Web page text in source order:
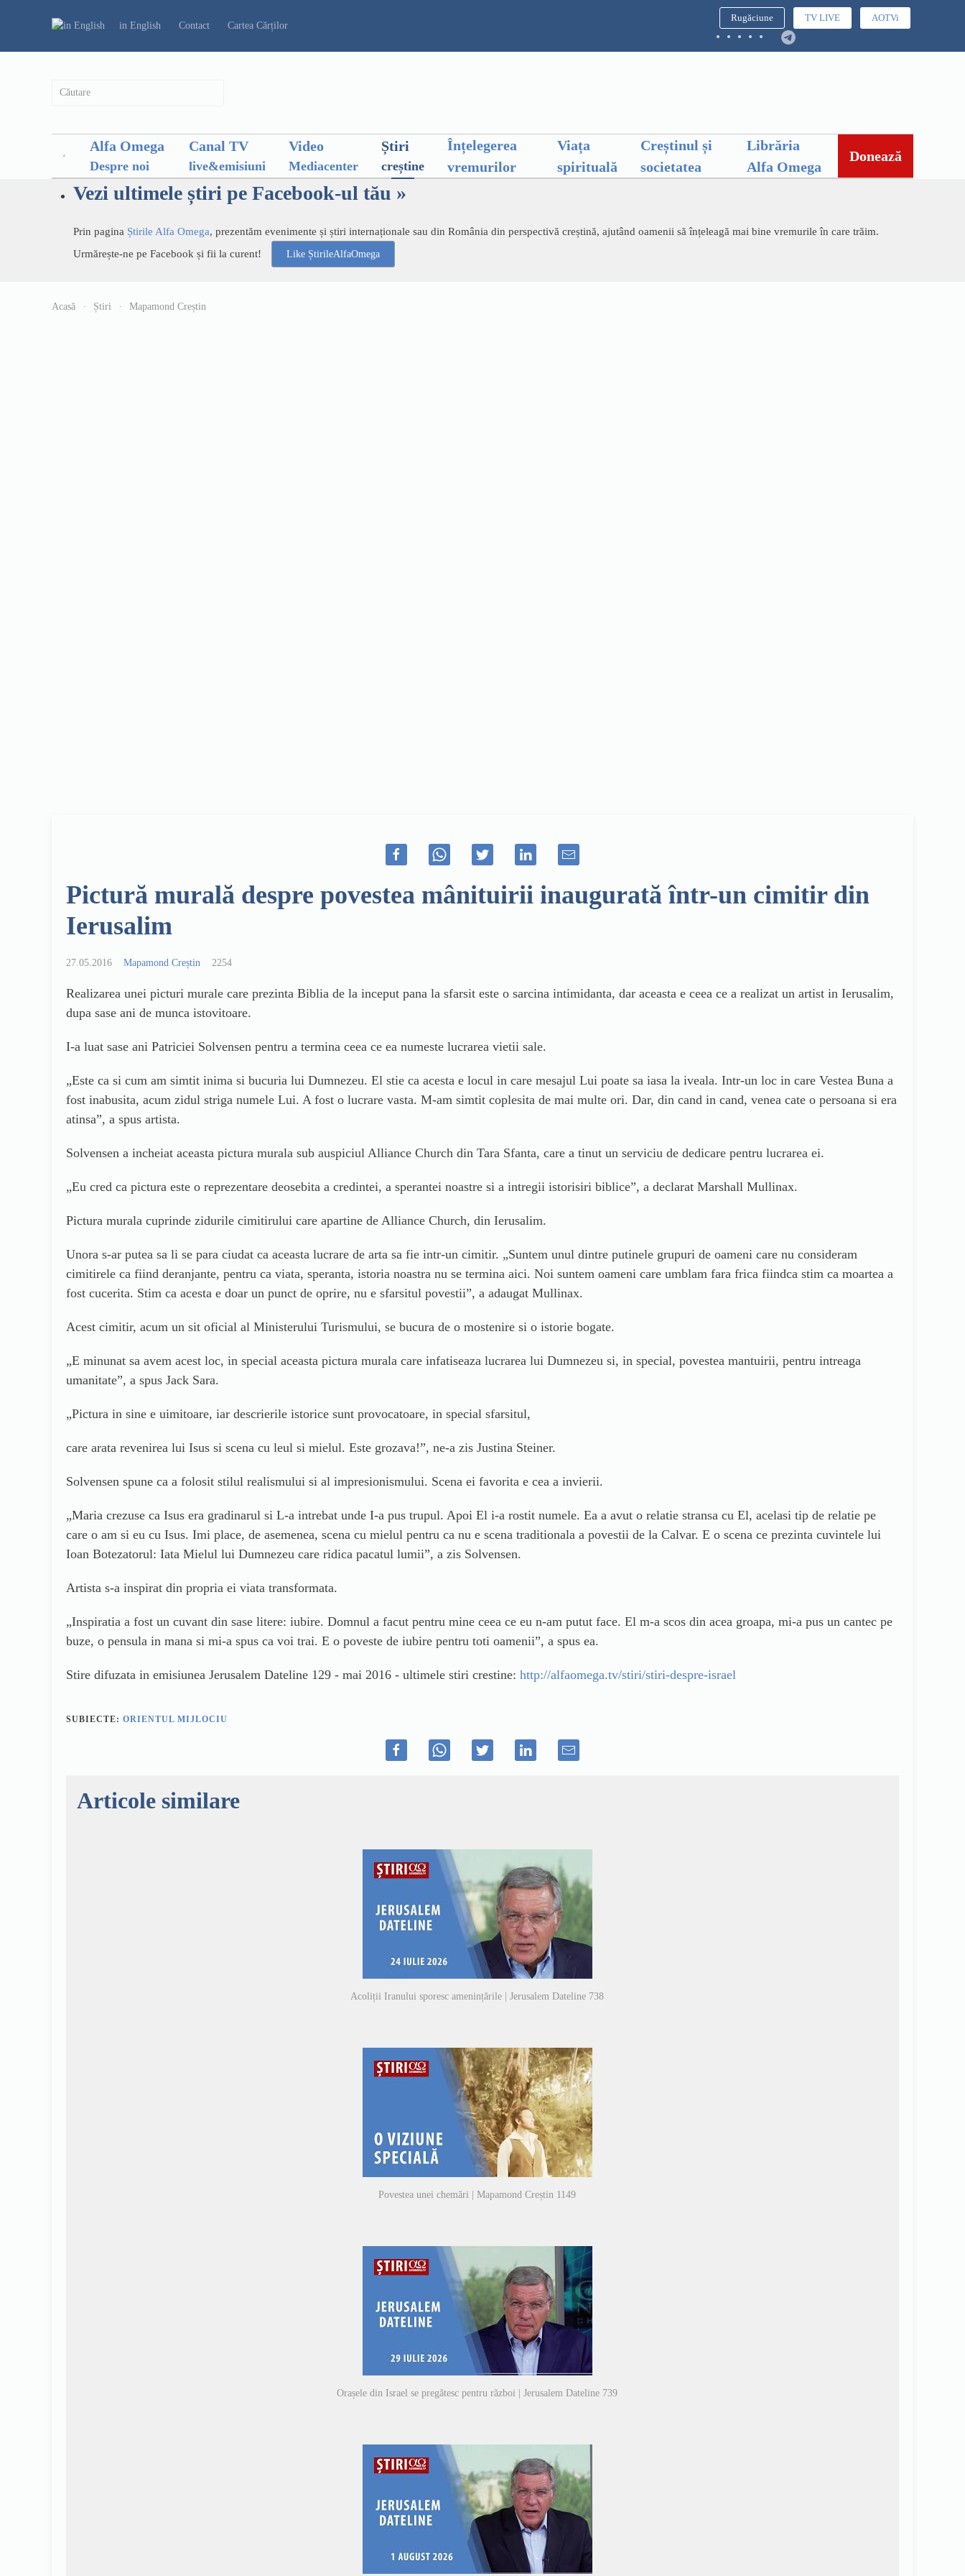
in English Contact Cartea Cărților
Rugăciune TV LIVE AOTVi
Alfa Omega
Despre noi
Canal TV
live&emisiuni
Video
Mediacenter
Știri
creștine
Înțelegerea
vremurilor
Viața
spirituală
Creștinul și
societatea
Librăria
Alfa Omega
Donează
Vezi ultimele știri pe Facebook-ul tău »
Prin pagina Știrile Alfa Omega, prezentăm evenimente și știri internaționale sau din România din perspectivă creștină, ajutând oamenii să înțeleagă mai bine vremurile în care trăim.
Urmărește-ne pe Facebook și fii la curent!
Like ȘtirileAlfaOmega
Acasă Știri Mapamond Creștin
Pictură murală despre povestea mânituirii inaugurată într-un cimitir din
Ierusalim
27.05.2016 Mapamond Creștin 2254
Realizarea unei picturi murale care prezinta Biblia de la inceput pana la sfarsit este o sarcina intimidanta, dar aceasta e ceea ce a realizat un artist in Ierusalim,
dupa sase ani de munca istovitoare.
I-a luat sase ani Patriciei Solvensen pentru a termina ceea ce ea numeste lucrarea vietii sale.
„Este ca si cum am simtit inima si bucuria lui Dumnezeu. El stie ca acesta e locul in care mesajul Lui poate sa iasa la iveala. Intr-un loc in care Vestea Buna a
fost inabusita, acum zidul striga numele Lui. A fost o lucrare vasta. M-am simtit coplesita de mai multe ori. Dar, din cand in cand, venea cate o persoana si era
atinsa”, a spus artista.
Solvensen a incheiat aceasta pictura murala sub auspiciul Alliance Church din Tara Sfanta, care a tinut un serviciu de dedicare pentru lucrarea ei.
„Eu cred ca pictura este o reprezentare deosebita a credintei, a sperantei noastre si a intregii istorisiri biblice”, a declarat Marshall Mullinax.
Pictura murala cuprinde zidurile cimitirului care apartine de Alliance Church, din Ierusalim.
Unora s-ar putea sa li se para ciudat ca aceasta lucrare de arta sa fie intr-un cimitir. „Suntem unul dintre putinele grupuri de oameni care nu consideram
cimitirele ca fiind deranjante, pentru ca viata, speranta, istoria noastra nu se termina aici. Noi suntem oameni care umblam fara frica fiindca stim ca moartea a
fost cucerita. Stim ca acesta e doar un punct de oprire, nu e sfarsitul povestii”, a adaugat Mullinax.
Acest cimitir, acum un sit oficial al Ministerului Turismului, se bucura de o mostenire si o istorie bogate.
„E minunat sa avem acest loc, in special aceasta pictura murala care infatiseaza lucrarea lui Dumnezeu si, in special, povestea mantuirii, pentru intreaga
umanitate”, a spus Jack Sara.
„Pictura in sine e uimitoare, iar descrierile istorice sunt provocatoare, in special sfarsitul,
care arata revenirea lui Isus si scena cu leul si mielul. Este grozava!”, ne-a zis Justina Steiner.
Solvensen spune ca a folosit stilul realismului si al impresionismului. Scena ei favorita e cea a invierii.
„Maria crezuse ca Isus era gradinarul si L-a intrebat unde I-a pus trupul. Apoi El i-a rostit numele. Ea a avut o relatie stransa cu El, acelasi tip de relatie pe
care o am si eu cu Isus. Imi place, de asemenea, scena cu mielul pentru ca nu e scena traditionala a povestii de la Calvar. E o scena ce prezinta cuvintele lui
Ioan Botezatorul: Iata Mielul lui Dumnezeu care ridica pacatul lumii”, a zis Solvensen.
Artista s-a inspirat din propria ei viata transformata.
„Inspiratia a fost un cuvant din sase litere: iubire. Domnul a facut pentru mine ceea ce eu n-am putut face. El m-a scos din acea groapa, mi-a pus un cantec pe
buze, o pensula in mana si mi-a spus ca voi trai. E o poveste de iubire pentru toti oamenii”, a spus ea.
Stire difuzata in emisiunea Jerusalem Dateline 129 - mai 2016 - ultimele stiri crestine: http://alfaomega.tv/stiri/stiri-despre-israel
SUBIECTE: ORIENTUL MIJLOCIU
Articole similare
Acoliții Iranului sporesc amenințările | Jerusalem Dateline 738
Povestea unei chemări | Mapamond Creștin 1149
Orașele din Israel se pregătesc pentru război | Jerusalem Dateline 739